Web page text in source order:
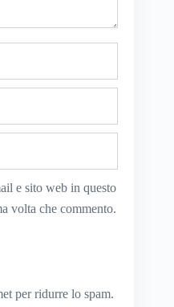
e sito web in questo
volta che commento.
per ridurre lo spam.